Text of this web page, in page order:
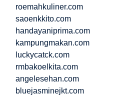
roemahkuliner.com
saoenkkito.com
handayaniprima.com
kampungmakan.com
luckycatck.com
rmbakoelkita.com
angelesehan.com
bluejasminejkt.com